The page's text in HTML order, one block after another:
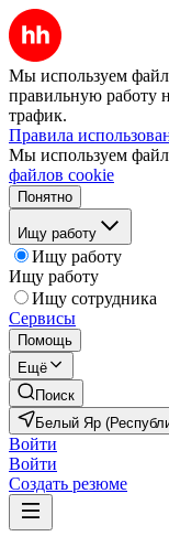
Мы используем
правильную работу
трафик.
Правила
Мы используем
файлов cookie
Понятно
Ищу работу
Ищу работу
Ищу работу
Ищу сотрудника
Сервисы
Помощь
Ещё
Поиск
Белый Яр
Войти
Войти
Создать резюме